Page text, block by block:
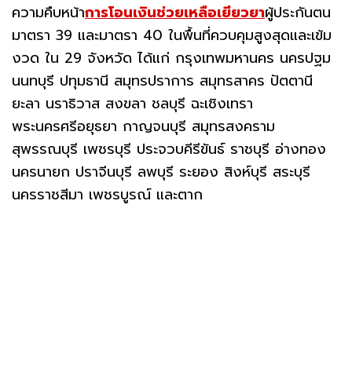
ความคืบหน้าการโอนเงินช่วยเหลือเยียวยาผู้ประกันตน
มาตรา 39 และมาตรา 40 ในพื้นที่ควบคุมสูงสุดและเข้ม
งวด ใน 29 จังหวัด ได้แก่ กรุงเทพมหานคร นครปฐม
นนทบุรี ปทุมธานี สมุทรปราการ สมุทรสาคร ปัตตานี
ยะลา นราธิวาส สงขลา ชลบุรี ฉะเชิงเทรา
พระนครศรีอยุธยา กาญจนบุรี สมุทรสงคราม
สุพรรณบุรี เพชรบุรี ประจวบคีรีขันธ์ ราชบุรี อ่างทอง
นครนายก ปราจีนบุรี ลพบุรี ระยอง สิงห์บุรี สระบุรี
นครราชสีมา เพชรบูรณ์ และตาก